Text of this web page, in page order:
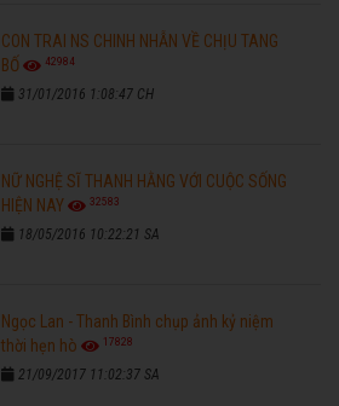
CON TRAI NS CHINH NHẪN VỀ CHỊU TANG
BỐ
42984
31/01/2016 1:08:47 CH
NỮ NGHỆ SĨ THANH HẰNG VỚI CUỘC SỐNG
HIỆN NAY
32583
18/05/2016 10:22:21 SA
Ngọc Lan - Thanh Bình chụp ảnh kỷ niệm
thời hẹn hò
17828
21/09/2017 11:02:37 SA